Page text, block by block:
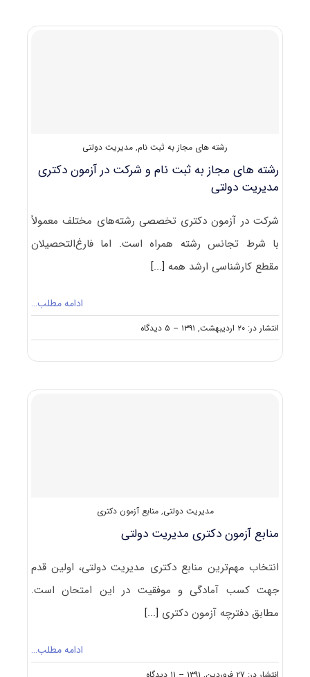
دولتی
رشته های مجاز به ثبت نام, مدیریت دولتی
رشته های مجاز به ثبت نام و شرکت در آزمون دکتری
مدیریت دولتی
شرکت در آزمون دکتری تخصصی رشته‌های مختلف معمولاً
با شرط تجانس رشته همراه است. اما فارغ‌التحصیلان
مقطع کارشناسی ارشد همه [...]
ادامه مطلب…
انتشار در: ۲۰ اردیبهشت, ۱۳۹۱ -- ۵ دیدگاه
on
رشته
ثبت
مدیریت دولتی,منابع آزمون دکتری
منابع آزمون دکتری مدیریت دولتی
انتخاب مهم‌ترین منابع دکتری مدیریت دولتی، اولین قدم
جهت کسب آمادگی و موفقیت در این امتحان است.
مطابق دفترچه آزمون دکتری [...]
ادامه مطلب…
انتشار در: ۲۷ فروردین, ۱۳۹۱ -- ۱۱ دیدگاه on